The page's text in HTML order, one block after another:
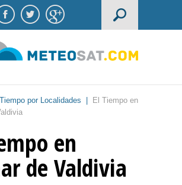
por Localidades
El Tiempo en
en
de Valdivia